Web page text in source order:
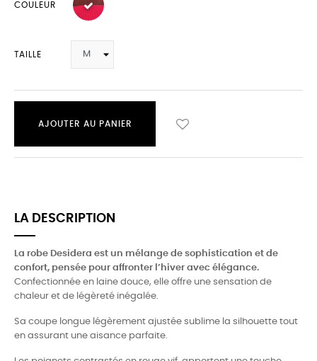
COULEUR
TAILLE
AJOUTER AU PANIER
LA DESCRIPTION
La robe Desidera est un mélange de sophistication et de
confort, pensée pour affronter l’hiver avec élégance.
Confectionnée en laine douce, elle offre une sensation de
chaleur et de légèreté inégalée.
Sa coupe longue légèrement ajustée sublime la silhouette tout
en assurant une aisance parfaite.